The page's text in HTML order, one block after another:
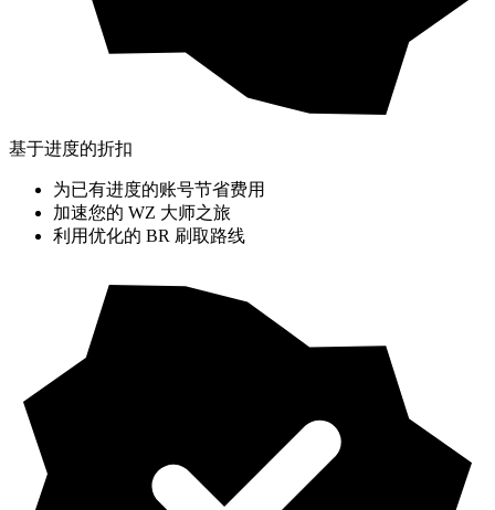
基于进度的折扣
为已有进度的账号节省费用
加速您的 WZ 大师之旅
利用优化的 BR 刷取路线